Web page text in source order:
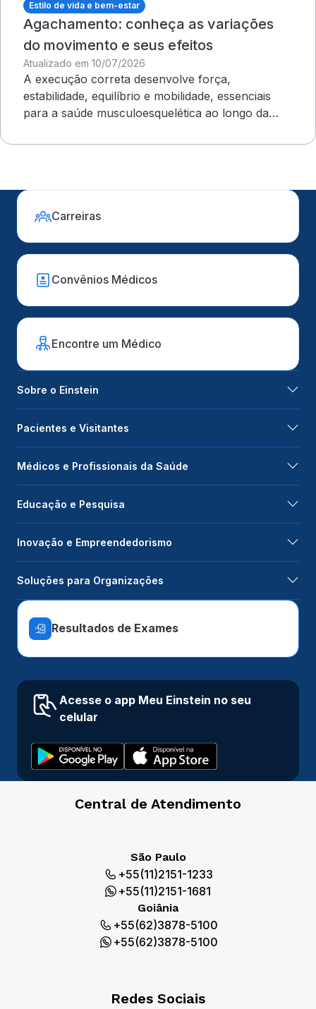
Estilo de vida e bem-estar
Agachamento: conheça as variações
do movimento e seus efeitos
Atualizado em 10/07/2026
A execução correta desenvolve força,
estabilidade, equilíbrio e mobilidade, essenciais
para a saúde musculoesquelética ao longo da
Carreiras
Convênios Médicos
Encontre um Médico
Sobre o Einstein
Pacientes e Visitantes
Médicos e Profissionais da Saúde
Educação e Pesquisa
Inovação e Empreendedorismo
Soluções para Organizações
Resultados de Exames
Acesse o app Meu Einstein no seu
celular
Central de Atendimento
São Paulo
+55(11)2151-1233
+55(11)2151-1681
Goiânia
+55(62)3878-5100
+55(62)3878-5100
Redes Sociais